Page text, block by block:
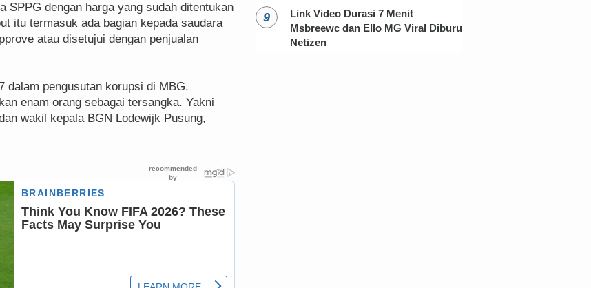
SPPG dengan harga yang sudah ditentukan
itu termasuk ada bagian kepada saudara
atau disetujui dengan penjualan
dalam pengusutan korupsi di MBG.
enam orang sebagai tersangka. Yakni
wakil kepala BGN Lodewijk Pusung,
Link Video Durasi 7 Menit
Msbreewc dan Ello MG Viral Diburu
Netizen